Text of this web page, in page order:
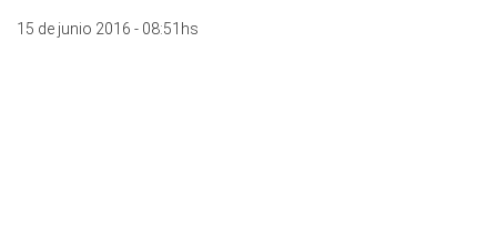
15 de junio 2016 - 08:51hs